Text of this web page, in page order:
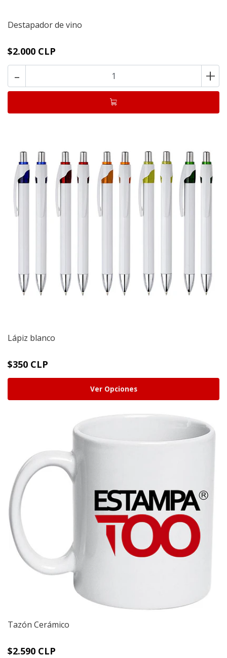
Destapador de vino
$2.000 CLP
- +
Lápiz blanco
$350 CLP
Ver Opciones
Tazón Cerámico
$2.590 CLP